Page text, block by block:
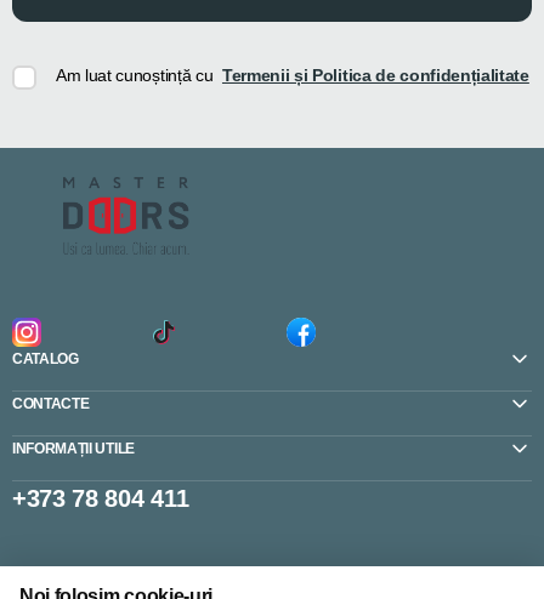
Am luat cunoștință cu Termenii și Politica de confidențialitate
CATALOG
CONTACTE
INFORMAȚII UTILE
+373 78 804 411
Setări cookie-uri